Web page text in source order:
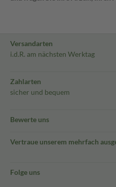
Versandarten
i.d.R. am nächsten Werktag
Zahlarten
sicher und bequem
Bewerte uns
Vertraue unserem mehrfach
Folge uns